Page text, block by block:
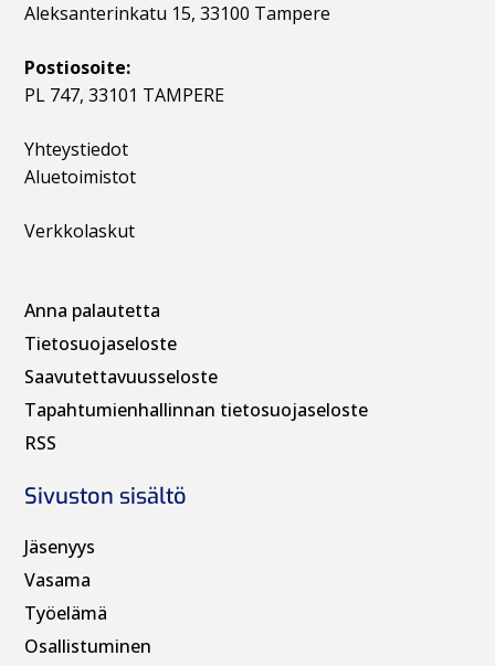
Aleksanterinkatu 15, 33100 Tampere
Postiosoite:
PL 747, 33101 TAMPERE
Yhteystiedot
Aluetoimistot
Verkkolaskut
Anna palautetta
Tietosuojaseloste
Saavutettavuusseloste
Tapahtumienhallinnan tietosuojaseloste
RSS
Sivuston sisältö
Jäsenyys
Vasama
Työelämä
Osallistuminen